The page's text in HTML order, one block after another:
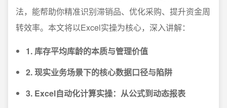
法，能帮助你精准识别滞销品、优化采购、提升资金周
转效率。本文将以Excel实操为核心，深入讲解：
1. 库存平均库龄的本质与管理价值
2. 现实业务场景下的核心数据口径与陷阱
3. Excel自动化计算实操：从公式到动态报表